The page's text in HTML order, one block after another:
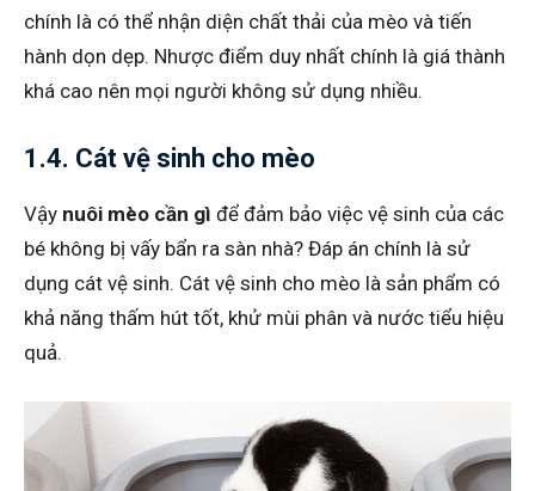
chính là có thể nhận diện chất thải của mèo và tiến
hành dọn dẹp. Nhược điểm duy nhất chính là giá thành
khá cao nên mọi người không sử dụng nhiều.
1.4. Cát vệ sinh cho mèo
Vậy nuôi mèo cần gì để đảm bảo việc vệ sinh của các
bé không bị vấy bẩn ra sàn nhà? Đáp án chính là sử
dụng cát vệ sinh. Cát vệ sinh cho mèo là sản phẩm có
khả năng thấm hút tốt, khử mùi phân và nước tiểu hiệu
quả.